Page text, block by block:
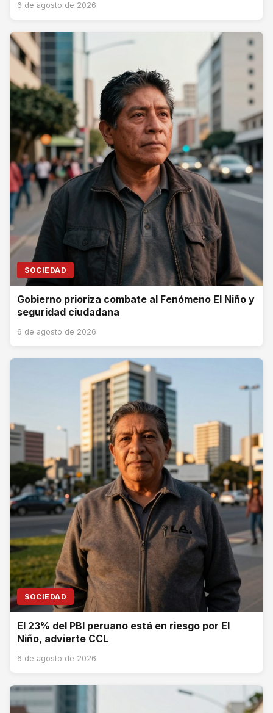
6 de agosto de 2026
SOCIEDAD
Gobierno prioriza combate al Fenómeno El Niño y
seguridad ciudadana
6 de agosto de 2026
SOCIEDAD
El 23% del PBI peruano está en riesgo por El
Niño, advierte CCL
6 de agosto de 2026